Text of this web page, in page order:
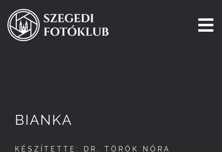
Kihagyás
Pályázatok
BIANKA
KÉSZÍTETTE: DR. TÖRÖK NÓRA